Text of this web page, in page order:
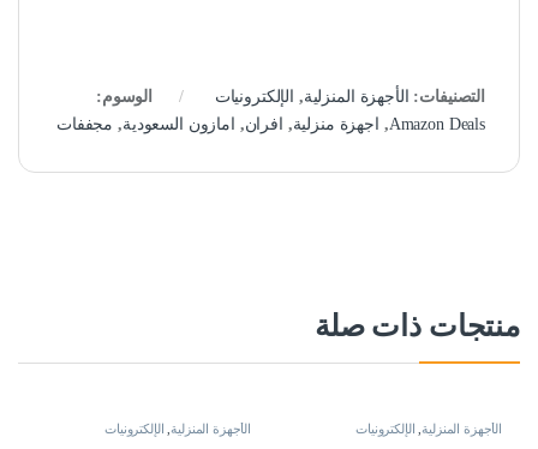
التصنيفات: الأجهزة المنزلية, الإلكترونيات
الوسوم:
Amazon Deals
, اجهزة منزلية, افران, امازون السعودية, مجففات
منتجات ذات صلة
الأجهزة المنزلية, الإلكترونيات الأجهزة المنزلية, الإلكترونيات